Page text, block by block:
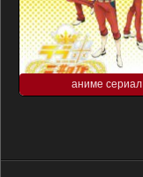
аниме сериал